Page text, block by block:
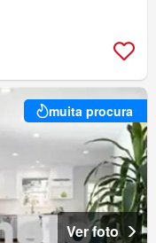
muita procura
Ver foto